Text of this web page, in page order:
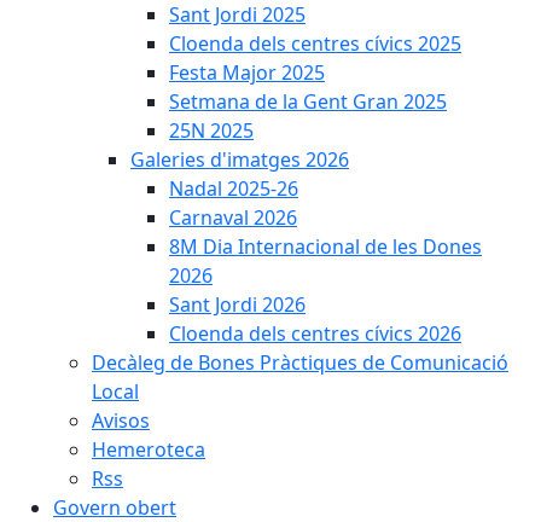
Sant Jordi 2025
Cloenda dels centres cívics 2025
Festa Major 2025
Setmana de la Gent Gran 2025
25N 2025
Galeries d'imatges 2026
Nadal 2025-26
Carnaval 2026
8M Dia Internacional de les Dones
2026
Sant Jordi 2026
Cloenda dels centres cívics 2026
Decàleg de Bones Pràctiques de Comunicació
Local
Avisos
Hemeroteca
Rss
Govern obert